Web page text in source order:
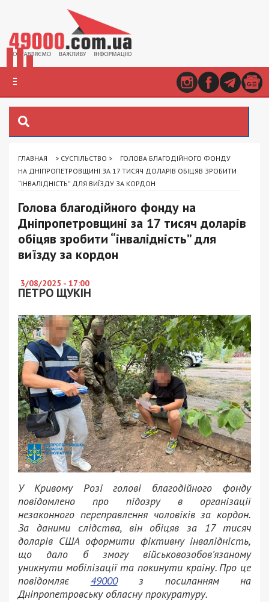
ГЛАВНАЯ > СУСПІЛЬСТВО >
ГОЛОВА БЛАГОДІЙНОГО ФОНДУ
НА ДНІПРОПЕТРОВЩИНІ ЗА 17 ТИСЯЧ ДОЛАРІВ ОБІЦЯВ ЗРОБИТИ
“ІНВАЛІДНІСТЬ” ДЛЯ ВИЇЗДУ ЗА КОРДОН
Голова благодійного фонду на
Дніпропетровщині за 17 тисяч доларів
обіцяв зробити “інвалідність” для
виїзду за кордон
3/08/2025 - 17:00
ПЕТРО ЩУКІН
У Кривому Розі голові благодійного фонду
повідомлено про підозру в організації
незаконного переправлення чоловіків за кордон.
За даними слідства, він обіцяв за 17 тисяч
доларів США оформити фіктивну інвалідність,
що дало б змогу військовозобов’язаному
уникнути мобілізації та покинути країну. Про це
повідомляє 49000з посиланням на
Дніпропетровську обласну прокуратуру.